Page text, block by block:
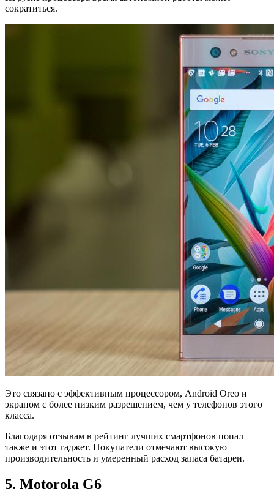
сократиться.
Это связано с эффективным процессором, Android Oreo и
экраном с более низким разрешением, чем у телефонов этого
класса.
Благодаря отзывам в рейтинг лучших смартфонов попал
также и этот гаджет. Покупатели отмечают высокую
производительность и умеренный расход запаса батареи.
5. Motorola G6